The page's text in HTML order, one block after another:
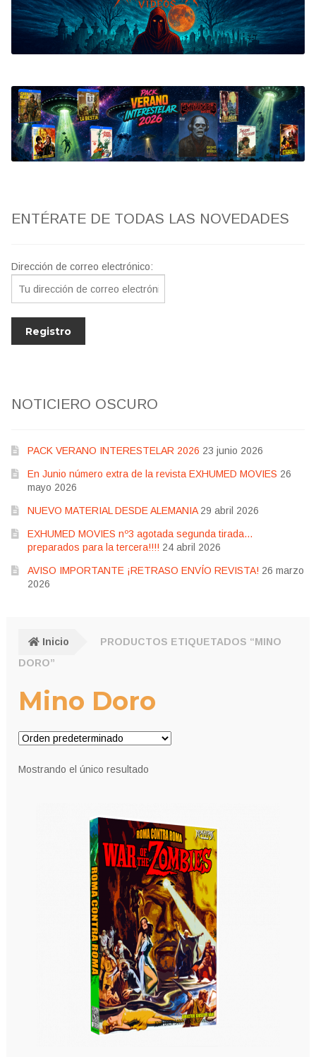
Bluray
Clasificada S
artwork
fantaterror
Jesús Franco
ENTÉRATE DE TODAS LAS NOVEDADES
Dirección de correo electrónico:
NOTICIERO OSCURO
PACK VERANO INTERESTELAR 2026 23 junio 2026
En Junio número extra de la revista EXHUMED MOVIES 26
mayo 2026
NUEVO MATERIAL DESDE ALEMANIA 29 abril 2026
EXHUMED MOVIES nº3 agotada segunda tirada…
preparados para la tercera!!!! 24 abril 2026
AVISO IMPORTANTE ¡RETRASO ENVÍO REVISTA! 26 marzo
2026
Inicio
PRODUCTOS ETIQUETADOS “MINO
DORO”
Mino Doro
Mostrando el único resultado